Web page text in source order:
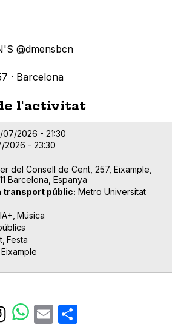
@dmensbcn
· Barcelona
l'activitat
07/2026 - 21:30
2026 - 23:30
del Consell de Cent, 257, Eixample,
Barcelona, Espanya
transport públic Metro Universitat
Música
Festa
Eixample
Email